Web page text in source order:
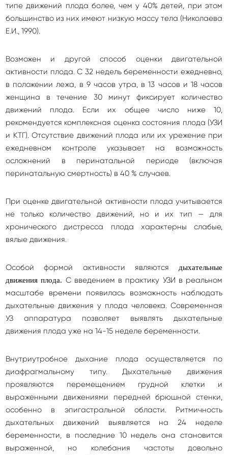
типе движений плода более, чем у 40% детей, при этом
большинство из них имеют низкую массу тела (Николаева
Е.И., 1990).
Возможен и другой способ оценки двигательной
активности плода. С 32 недель беременности ежедневно,
в положении лежа, в 9 часов утра, в 13 часов и 18 часов
женщина в течение 30 минут фиксирует количество
движений плода. Если их общее число ниже 10,
рекомендуется комплексная оценка состояния плода (УЗИ
и КТГ). Отсутствие движений плода или их урежение при
ежедневном контроле указывает на возможность
осложнений в перинатальной периоде (включая
перинатальную смертность) в 40 % случаев.
При оценке двигательной активности плода учитывается
не только количество движений, но и их тип — для
хронического дистресса плода характерны слабые,
вялые движения.
Особой формой активности являются
дыхательные
движения плода. С введением в практику УЗИ в реальном
масштабе времени появилась возможность наблюдать
дыхательные движения у плода человека. Современная
УЗ аппаратура позволяет выявлять дыхательные
движения плода уже на 14-15 неделе беременности.
Внутриутробное дыхание плода осуществляется по
диафрагмальному типу. Дыхательные движения
проявляются перемещением грудной клетки и
выраженными движениями передней брюшной стенки,
особенно в эпигастральной области. Ритмичность
дыхательных движений выявляется на 24 неделе
беременности, в последние 10 недель она становится
выраженной, но колебания частоты довольно